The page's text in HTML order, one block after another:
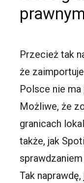
Przecież tak
że
Polsce nie
Możliwe, że
granicach
także, jak
Tak